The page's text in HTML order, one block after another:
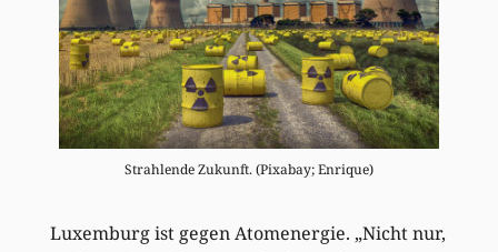
Strahlende Zukunft. (Pixabay; Enrique)
Luxemburg ist gegen Atomenergie. „Nicht nur,